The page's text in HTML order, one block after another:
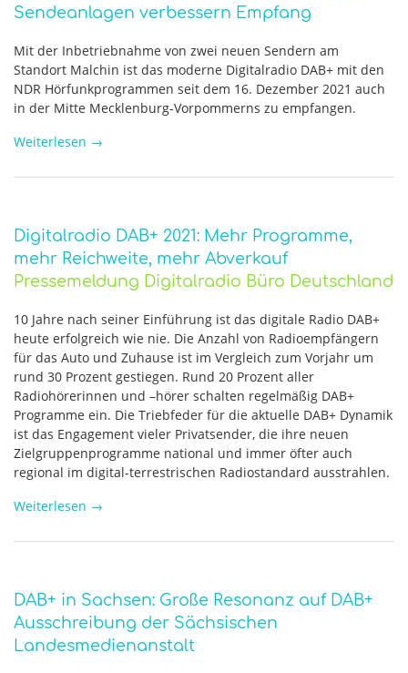
Sendeanlagen verbessern Empfang
Mit der Inbetriebnahme von zwei neuen Sendern am
Standort Malchin ist das moderne Digitalradio DAB+ mit den
NDR Hörfunkprogrammen seit dem 16. Dezember 2021 auch
in der Mitte Mecklenburg-Vorpommerns zu empfangen.
Weiterlesen →
Digitalradio DAB+ 2021: Mehr Programme,
mehr Reichweite, mehr Abverkauf
Pressemeldung Digitalradio Büro Deutschland
10 Jahre nach seiner Einführung ist das digitale Radio DAB+
heute erfolgreich wie nie. Die Anzahl von Radioempfängern
für das Auto und Zuhause ist im Vergleich zum Vorjahr um
rund 30 Prozent gestiegen. Rund 20 Prozent aller
Radiohörerinnen und –hörer schalten regelmäßig DAB+
Programme ein. Die Triebfeder für die aktuelle DAB+ Dynamik
ist das Engagement vieler Privatsender, die ihre neuen
Zielgruppenprogramme national und immer öfter auch
regional im digital-terrestrischen Radiostandard ausstrahlen.
Weiterlesen →
DAB+ in Sachsen: Große Resonanz auf DAB+
Ausschreibung der Sächsischen
Landesmedienanstalt